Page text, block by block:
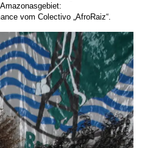
vom Colectivo „AfroRaiz“.